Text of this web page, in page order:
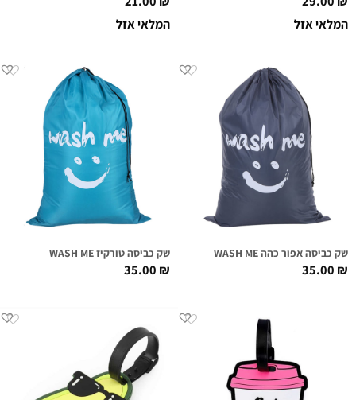
המלאי אזל המלאי אזל
שק כביסה אפור כהה WASH ME
35.00₪
שק כביסה טורקיז WASH ME
35.00₪